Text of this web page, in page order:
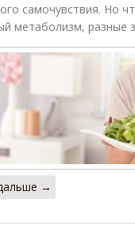
для
лиц
самочувствия. Но
метаболизм, разные
→